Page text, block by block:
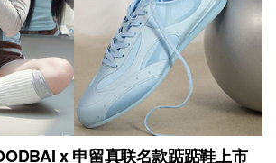
x 申留真联名款踮踮鞋上市